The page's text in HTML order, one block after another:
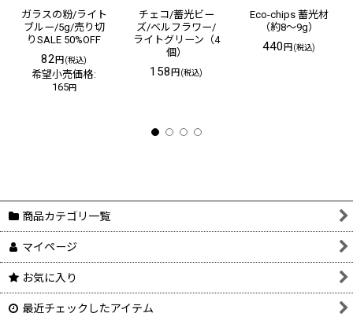
ガラスの粉/ライト
ブルー/5g/売り切
りSALE 50%OFF
82円(税込)
希望小売価格:
165円
チェコ/蓄光ビー
ズ/ベルフラワー/
ライトグリーン（4
個）
158円(税込)
Eco-chips 蓄光材
（約8〜9g）
440円(税込)
商品カテゴリ一覧
マイページ
お気に入り
最近チェックしたアイテム